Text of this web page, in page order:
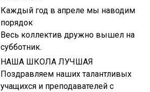
Каждый год в апреле мы наводим
порядок
Весь коллектив дружно вышел на
субботник.
НАША ШКОЛА ЛУЧШАЯ
Поздравляем наших талантливых
учащихся и преподавателей с